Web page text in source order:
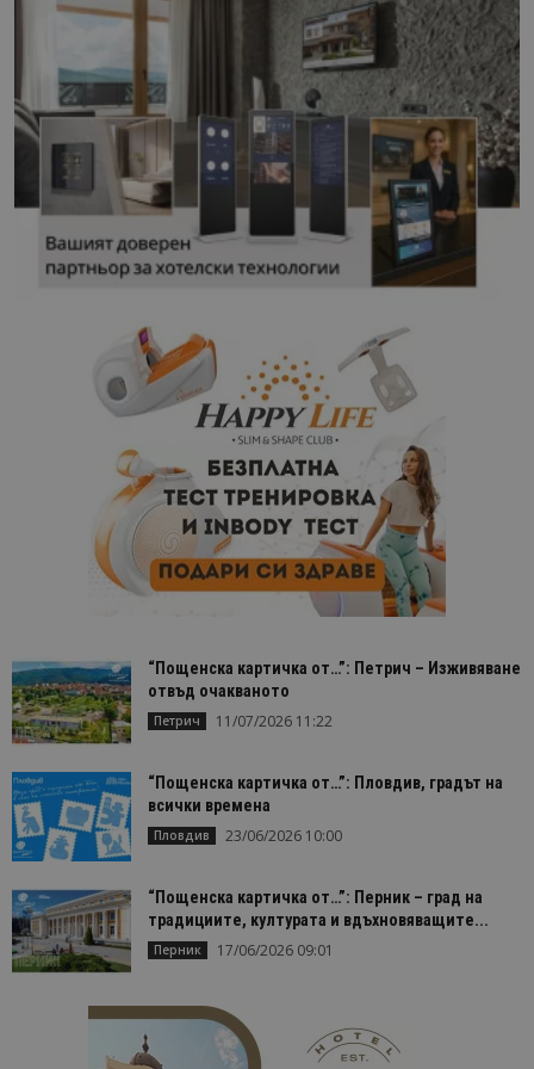
“Пощенска картичка от…”: Петрич – Изживяване
отвъд очакваното
Петрич 11/07/2026 11:22
“Пощенска картичка от…”: Пловдив, градът на
всички времена
Пловдив 23/06/2026 10:00
“Пощенска картичка от…”: Перник – град на
традициите, културата и вдъхновяващите...
Перник 17/06/2026 09:01